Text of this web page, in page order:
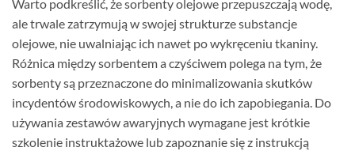
Warto podkreślić, że sorbenty olejowe przepuszczają wodę,
ale trwale zatrzymują w swojej strukturze substancje
olejowe, nie uwalniając ich nawet po wykręceniu tkaniny.
Różnica między sorbentem a czyściwem polega na tym, że
sorbenty są przeznaczone do minimalizowania skutków
incydentów środowiskowych, a nie do ich zapobiegania. Do
używania zestawów awaryjnych wymagane jest krótkie
szkolenie instruktażowe lub zapoznanie się z instrukcją